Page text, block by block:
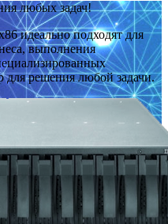
любых задач!
идеально подходят для
выполнения
решения любой задачи.